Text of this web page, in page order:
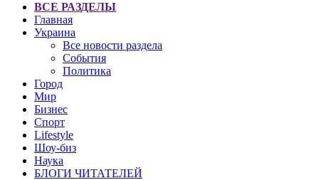
ВСЕ РАЗДЕЛЫ
Главная
Украина
Все новости раздела
События
Политика
Город
Мир
Бизнес
Спорт
Lifestyle
Шоу-биз
Наука
БЛОГИ ЧИТАТЕЛЕЙ